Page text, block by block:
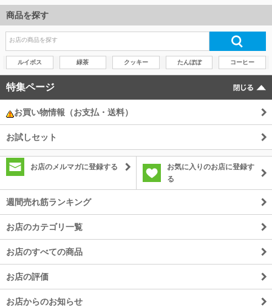
商品を探す
ルイボス 緑茶 クッキー たんぽぽ コーヒー
特集ページ
お買い物情報（お支払・送料）
お試しセット
お店のメルマガに登録する
お気に入りのお店に登録す
る
週間売れ筋ランキング
お店のカテゴリ一覧
お店のすべての商品
お店の評価
お店からのお知らせ